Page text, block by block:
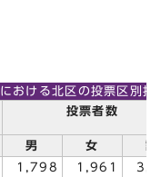
おける北区の投票区別投
投票者数
男 女
計
1,798 1,961